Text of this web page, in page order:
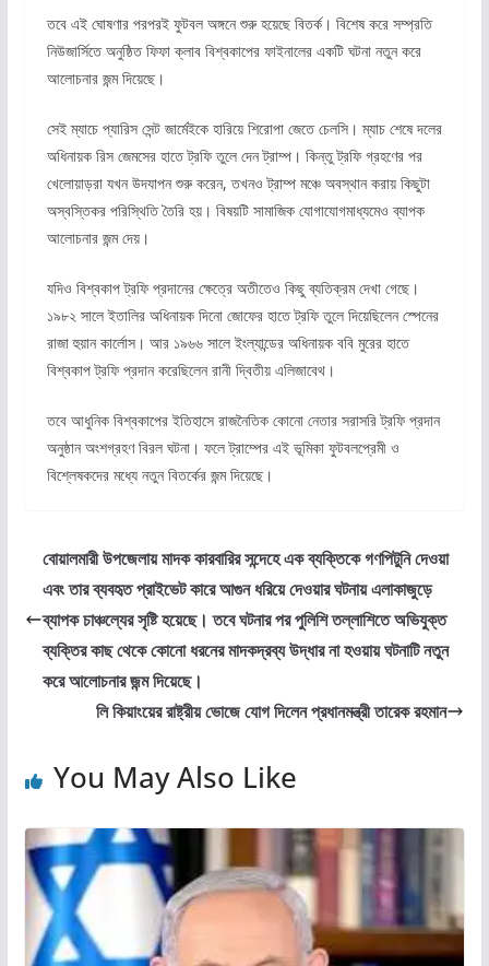
তবে এই ঘোষণার পরপরই ফুটবল অঙ্গনে শুরু হয়েছে বিতর্ক। বিশেষ করে সম্প্রতি
নিউজার্সিতে অনুষ্ঠিত ফিফা ক্লাব বিশ্বকাপের ফাইনালের একটি ঘটনা নতুন করে
আলোচনার জন্ম দিয়েছে।
সেই ম্যাচে প্যারিস সেন্ট জার্মেইকে হারিয়ে শিরোপা জেতে চেলসি। ম্যাচ শেষে দলের
অধিনায়ক রিস জেমসের হাতে ট্রফি তুলে দেন ট্রাম্প। কিন্তু ট্রফি গ্রহণের পর
খেলোয়াড়রা যখন উদযাপন শুরু করেন, তখনও ট্রাম্প মঞ্চে অবস্থান করায় কিছুটা
অস্বস্তিকর পরিস্থিতি তৈরি হয়। বিষয়টি সামাজিক যোগাযোগমাধ্যমেও ব্যাপক
আলোচনার জন্ম দেয়।
যদিও বিশ্বকাপ ট্রফি প্রদানের ক্ষেত্রে অতীতেও কিছু ব্যতিক্রম দেখা গেছে।
১৯৮২ সালে ইতালির অধিনায়ক দিনো জোফের হাতে ট্রফি তুলে দিয়েছিলেন স্পেনের
রাজা হুয়ান কার্লোস। আর ১৯৬৬ সালে ইংল্যান্ডের অধিনায়ক ববি মুরের হাতে
বিশ্বকাপ ট্রফি প্রদান করেছিলেন রানী দ্বিতীয় এলিজাবেথ।
তবে আধুনিক বিশ্বকাপের ইতিহাসে রাজনৈতিক কোনো নেতার সরাসরি ট্রফি প্রদান
অনুষ্ঠান অংশগ্রহণ বিরল ঘটনা। ফলে ট্রাম্পের এই ভূমিকা ফুটবলপ্রেমী ও
বিশ্লেষকদের মধ্যে নতুন বিতর্কের জন্ম দিয়েছে।
বোয়ালমারী উপজেলায় মাদক কারবারির সন্দেহে এক ব্যক্তিকে গণপিটুনি দেওয়া
এবং তার ব্যবহৃত প্রাইভেট কারে আগুন ধরিয়ে দেওয়ার ঘটনায় এলাকাজুড়ে
ব্যাপক চাঞ্চল্যের সৃষ্টি হয়েছে। তবে ঘটনার পর পুলিশি তল্লাশিতে অভিযুক্ত
ব্যক্তির কাছ থেকে কোনো ধরনের মাদকদ্রব্য উদ্ধার না হওয়ায় ঘটনাটি নতুন
করে আলোচনার জন্ম দিয়েছে।
লি কিয়াংয়ের রাষ্ট্রীয় ভোজে যোগ দিলেন প্রধানমন্ত্রী তারেক রহমান
You May Also Like